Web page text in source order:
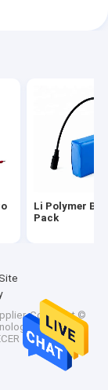
Li Polymer
Pack
Copyright ©
Co., Ltd.. All